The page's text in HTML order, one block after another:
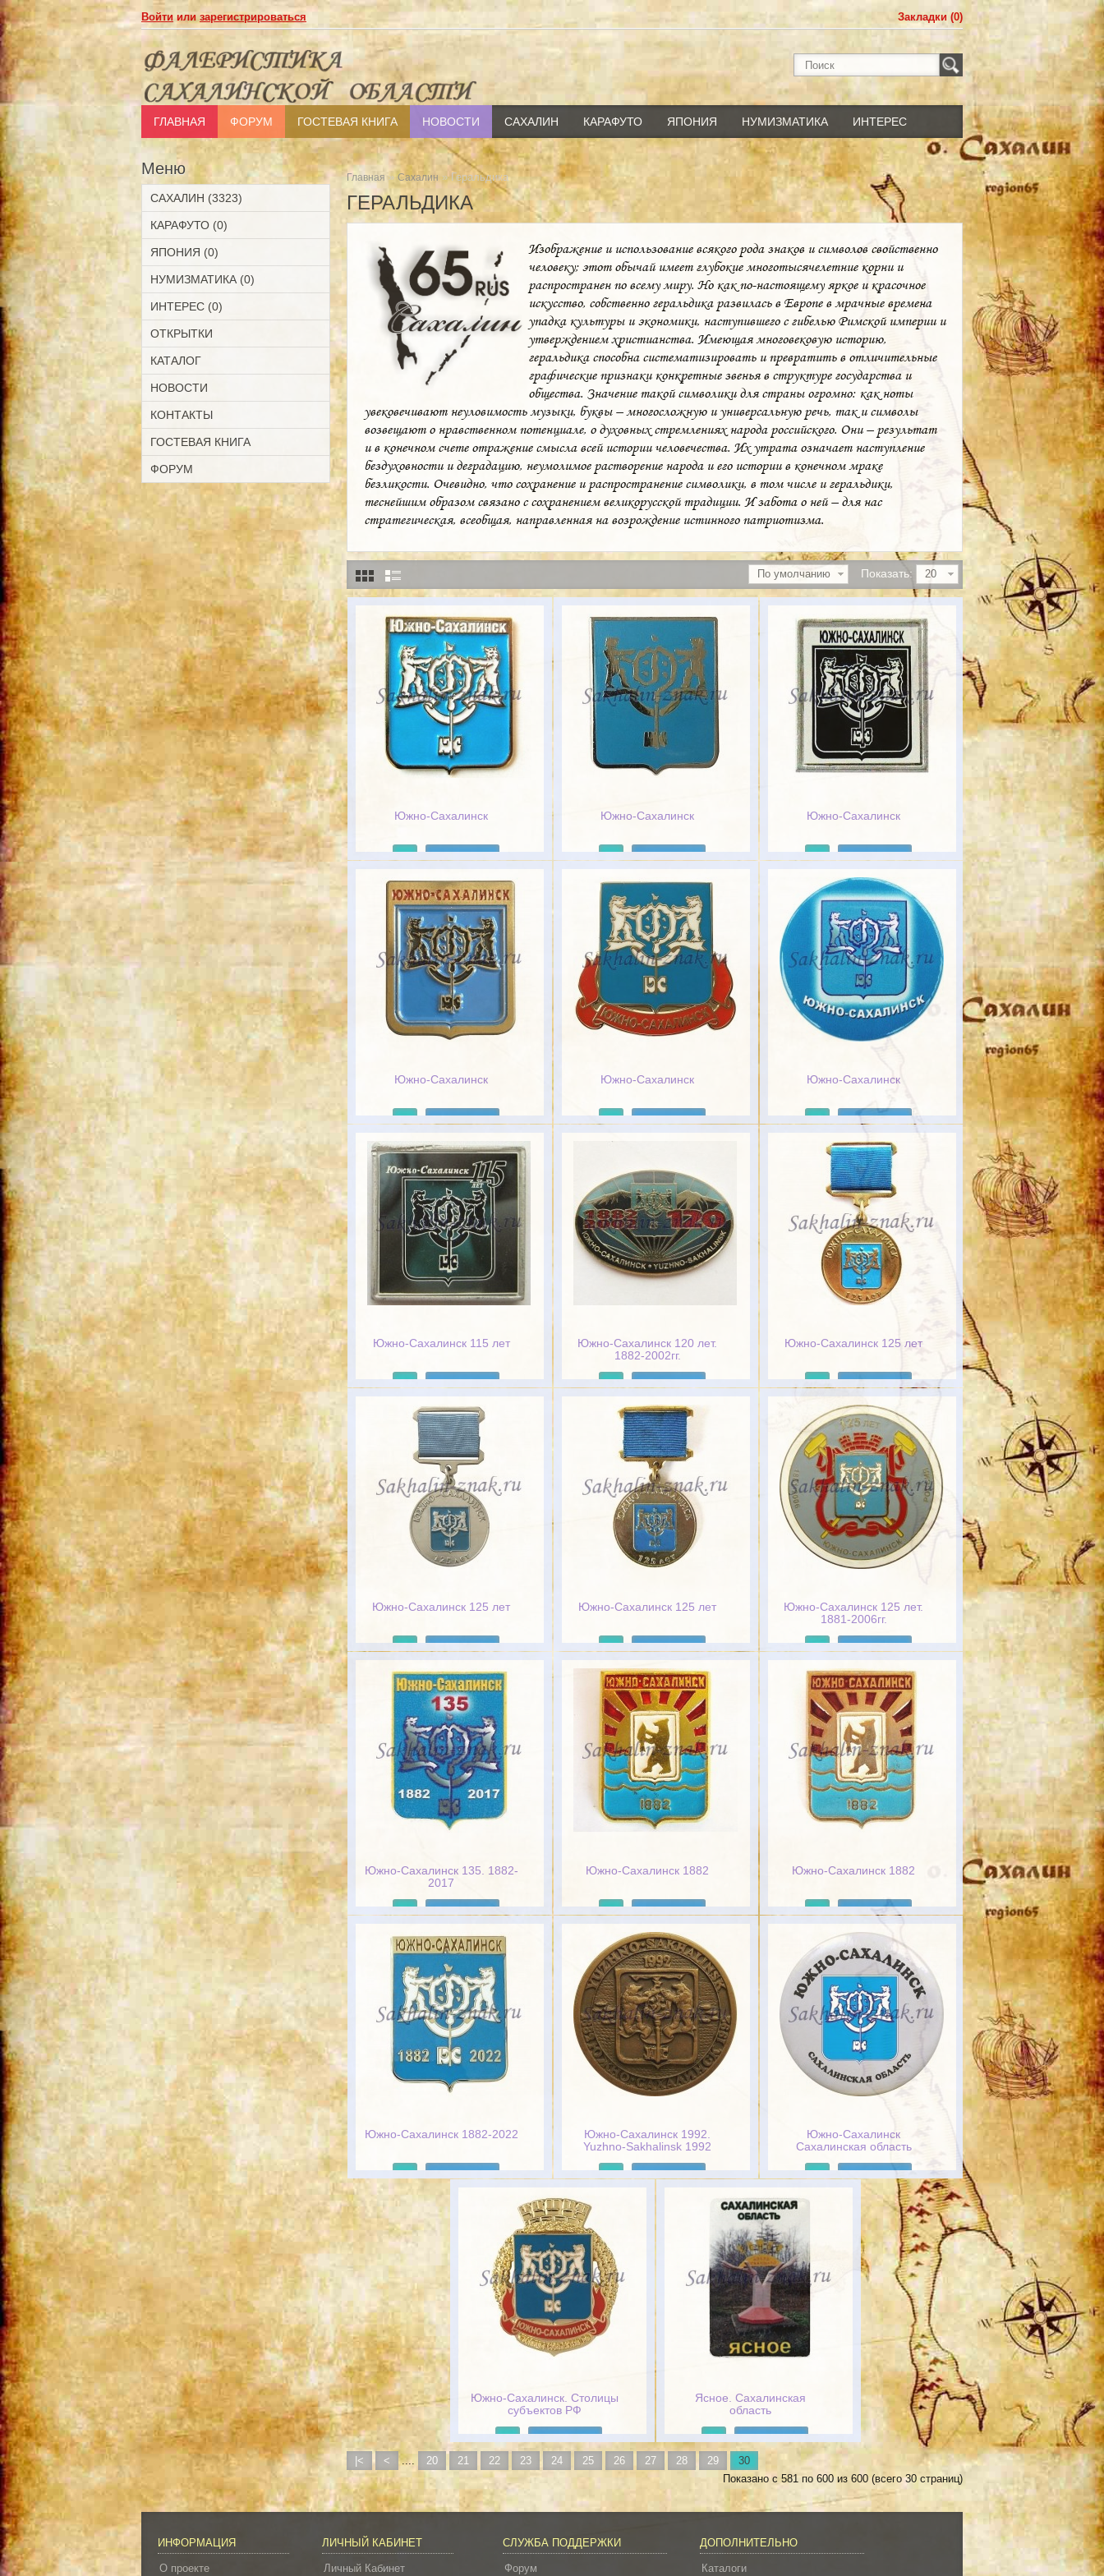
Войти илизарегистрироваться Закладки (0)
ГЛАВНАЯ ФОРУМ ГОСТЕВАЯ КНИГА НОВОСТИ САХАЛИН КАРАФУТО ЯПОНИЯ НУМИЗМАТИКА ИНТЕРЕС
Меню
САХАЛИН (3323)
КАРАФУТО (0)
ЯПОНИЯ (0)
НУМИЗМАТИКА (0)
ИНТЕРЕС (0)
ОТКРЫТКИ
КАТАЛОГ
НОВОСТИ
КОНТАКТЫ
ГОСТЕВАЯ КНИГА
ФОРУМ
Главная » Сахалин » Геральдика
ГЕРАЛЬДИКА
Изображение и использование всякого рода знаков и символов свойственно
человеку; этот обычай имеет глубокие многотысячелетние корни и
распространен по всему миру. Но как по-настоящему яркое и красочное
искусство, собственно геральдика развилась в Европе в мрачные времена
упадка культуры и экономики, наступившего с гибелью Римской империи и
утверждением христианства. Имеющая многовековую историю,
геральдика способна систематизировать и превратить в отличительные
графические признаки конкретные звенья в структуре государства и
общества. Значение такой символики для страны огромно: как ноты
увековечивают неуловимость музыки, буквы – многосложную и универсальную речь, так и символы
возвещают о нравственном потенциале, о духовных стремлениях народа российского. Они – результат
и в конечном счете отражение смысла всей истории человечества. Их утрата означает наступление
бездуховности и деградацию, неумолимое растворение народа и его истории в конечном мраке
безликости. Очевидно, что сохранение и распространение символики, в том числе и геральдики,
теснейшим образом связано с сохранением великорусской традиции. И забота о ней – для нас
стратегическая, всеобщая, направленная на возрождение истинного патриотизма.
Показать: 20
По умолчанию
Южно-Сахалинск Южно-Сахалинск Южно-Сахалинск
Южно-Сахалинск Южно-Сахалинск Южно-Сахалинск
Южно-Сахалинск 115 лет
Южно-Сахалинск 120 лет.
1882-2002гг.
Южно-Сахалинск 125 лет
Южно-Сахалинск 125 лет Южно-Сахалинск 125 лет
Южно-Сахалинск 125 лет.
1881-2006гг.
Южно-Сахалинск 135. 1882-
2017
Южно-Сахалинск 1882 Южно-Сахалинск 1882
Южно-Сахалинск 1882-2022
Южно-Сахалинск 1992.
Yuzhno-Sakhalinsk 1992
Южно-Сахалинск
Сахалинская область
Южно-Сахалинск. Столицы
субъектов РФ
Ясное. Сахалинская
область
|<
< .... 20 21 22 23 24 25 26 27 28 29
30
Показано с 581 по 600 из 600 (всего 30 страниц)
ИНФОРМАЦИЯ
О проекте
ЛИЧНЫЙ КАБИНЕТ
Личный Кабинет
СЛУЖБА ПОДДЕРЖКИ
Форум
ДОПОЛНИТЕЛЬНО
Каталоги